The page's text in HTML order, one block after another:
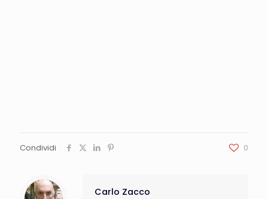
Condividi 0
Carlo Zacco